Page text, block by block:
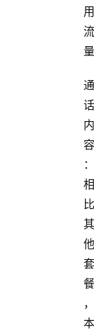
用
流
量
通
话
内
容
：
相
比
其
他
套
餐
，
本